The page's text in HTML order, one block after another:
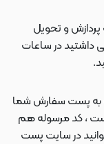
و تحویل
داشتید در ساعات
بسته به پست سفارش شما
، کد مرسوله هم
در سایت پست